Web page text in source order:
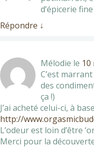
d’épicerie
Répondre ↓
Mélodie le 10
C’est
des
ça !)
J’ai acheté celui-ci, à
http://
L’odeur est loin d’être
Merci pour la